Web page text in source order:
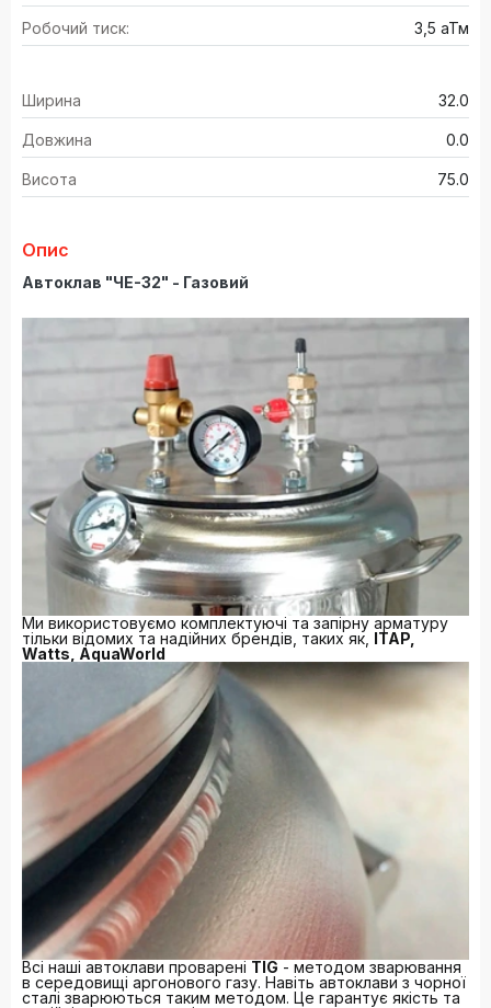
Робочий тиск: 3,5 аТм
Ширина 32.0
Довжина 0.0
Висота 75.0
Опис
Автоклав "ЧЕ-32" - Газовий
Ми використовуємо комплектуючі та запірну арматуру
тільки відомих та надійних брендів, таких як, ITAP,
Watts, AquaWorld
Всі наші автоклави проварені TIG - методом зварювання
в середовищі аргонового газу. Навіть автоклави з чорної
сталі зварюються таким методом. Це гарантує якість та